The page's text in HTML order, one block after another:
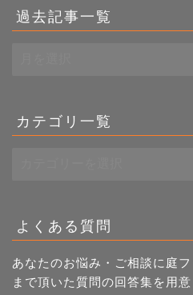
過去記事一覧
一
覧
カテゴリ一覧
よくある質問
あなたのお悩み・ご相談に庭
まで頂いた質問の回答集を用意